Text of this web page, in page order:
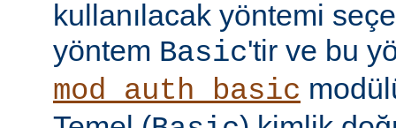
kullanılacak yöntemi
yöntem Basic'tir ve bu
mod_auth_basic